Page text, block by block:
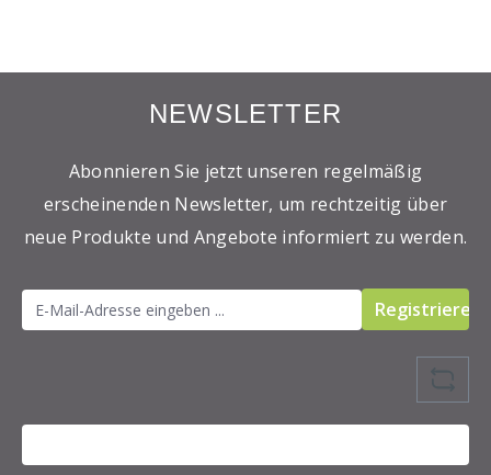
NEWSLETTER
Abonnieren Sie jetzt unseren regelmäßig
erscheinenden Newsletter, um rechtzeitig über
neue Produkte und Angebote informiert zu werden.
Registrieren